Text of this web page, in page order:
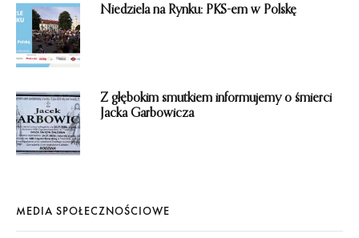
Niedziela na Rynku: PKS-em w Polskę
Z głębokim smutkiem informujemy o śmierci
Jacka Garbowicza
MEDIA SPOŁECZNOŚCIOWE